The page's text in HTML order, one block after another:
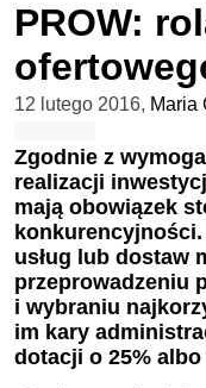
PROW:
12 lutego 2016, Maria
Zgodnie z
realizacji
mają obowiązek
usług lub dostaw
przeprowadzeniu
i wybraniu
im kary
dotacji o 25% albo